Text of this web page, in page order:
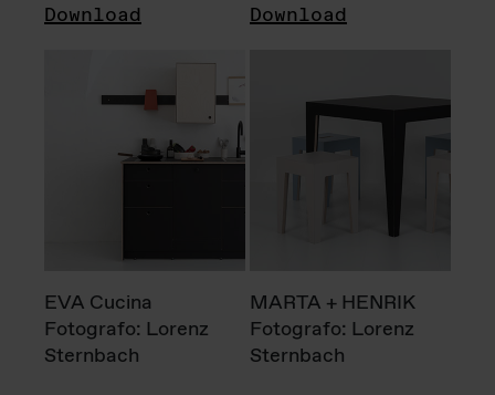
Download Download
EVA Cucina
Fotografo: Lorenz
Sternbach
MARTA + HENRIK
Fotografo: Lorenz
Sternbach